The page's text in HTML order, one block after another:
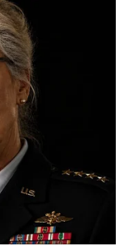
emocije
mogli bi upoznati
i ozbiljnim
riješiti
srce jer će vam
u